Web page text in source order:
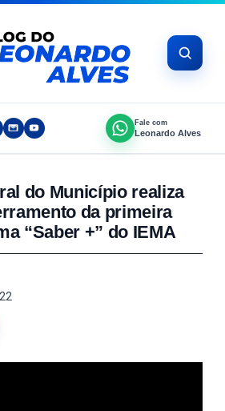
Fale com
Leonardo Alves
do Município realiza
da primeira
“Saber +” do IEMA